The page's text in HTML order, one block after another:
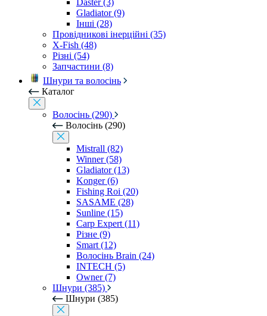
Daster (3)
Gladiator (9)
Інші (28)
Провідникові інерційні (35)
X-Fish (48)
Різні (54)
Запчастини (8)
Шнури та волосінь
Каталог
Волосінь (290)
Волосінь (290)
Mistrall (82)
Winner (58)
Gladiator (13)
Konger (6)
Fishing Roi (20)
SASAME (28)
Sunline (15)
Carp Expert (11)
Різне (9)
Smart (12)
Волосінь Brain (24)
INTECH (5)
Owner (7)
Шнури (385)
Шнури (385)